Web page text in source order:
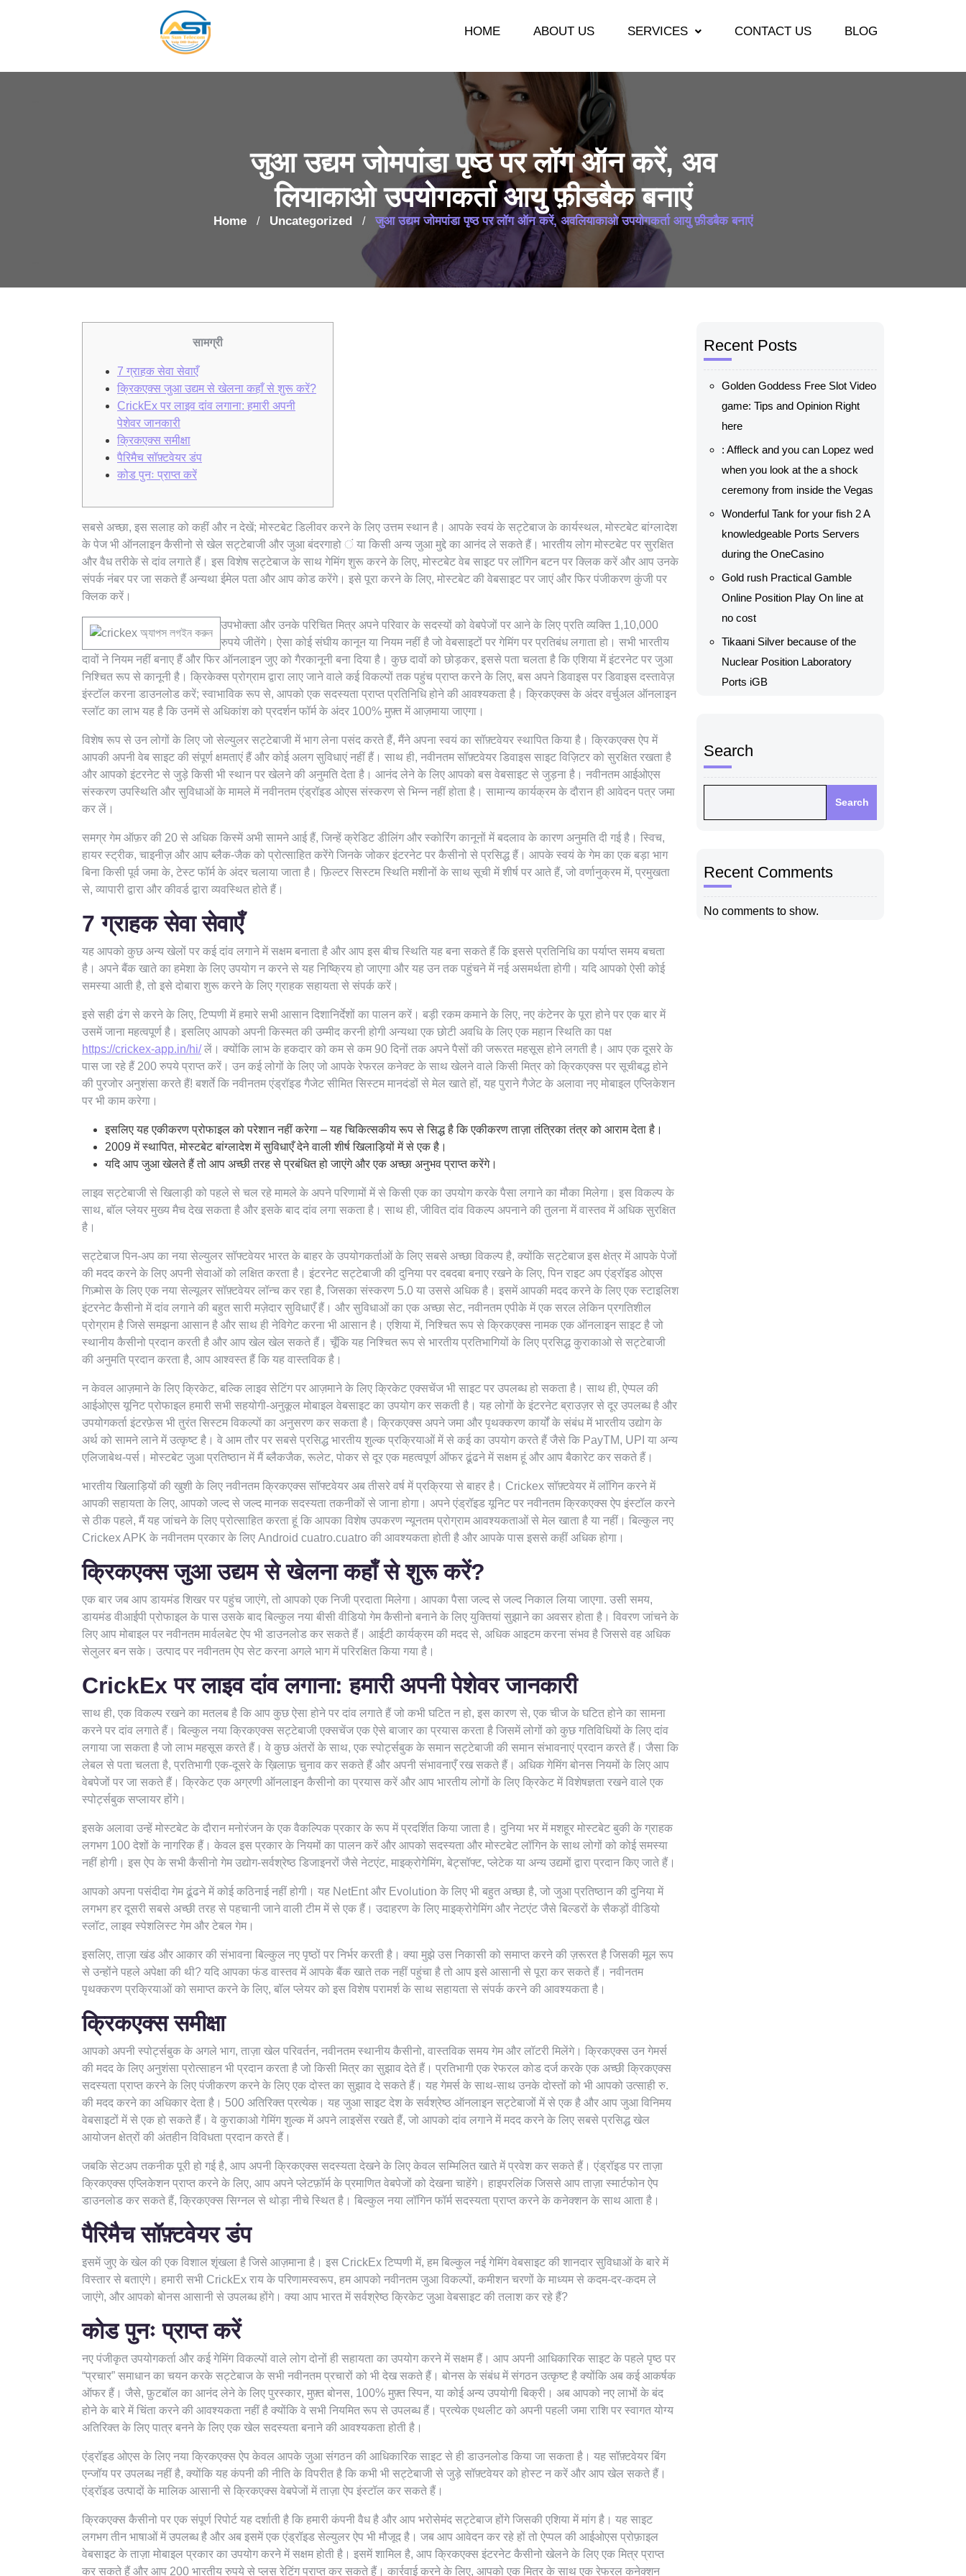
HOME ABOUT US SERVICES CONTACT US BLOG
जुआ उद्यम जोमपांडा पृष्ठ पर लॉग ऑन करें, अव
लियाकाओ उपयोगकर्ता आयु फ़ीडबैक बनाएं
Home / Uncategorized / जुआ उद्यम जोमपांडा पृष्ठ पर लॉग ऑन करें, अवलियाकाओ उपयोगकर्ता आयु फ़ीडबैक बनाएं
सामग्री
7 ग्राहक सेवा सेवाएँ
क्रिकएक्स जुआ उद्यम से खेलना कहाँ से शुरू करें?
CrickEx पर लाइव दांव लगाना: हमारी अपनी
पेशेवर जानकारी
क्रिकएक्स समीक्षा
पैरिमैच सॉफ़्टवेयर डंप
कोड पुनः प्राप्त करें
सबसे अच्छा, इस सलाह को कहीं और न देखें; मोस्टबेट डिलीवर करने के लिए उत्तम स्थान है। आपके स्वयं के सट्टेबाज के कार्यस्थल, मोस्टबेट बांग्लादेश
के पेज भी ऑनलाइन कैसीनो से खेल सट्टेबाजी और जुआ बंदरगाहो ं या किसी अन्य जुआ मुद्दे का आनंद ले सकते हैं। भारतीय लोग मोस्टबेट पर सुरक्षित
और वैध तरीके से दांव लगाते हैं। इस विशेष सट्टेबाज के साथ गेमिंग शुरू करने के लिए, मोस्टबेट वेब साइट पर लॉगिन बटन पर क्लिक करें और आप उनके
संपर्क नंबर पर जा सकते हैं अन्यथा ईमेल पता और आप कोड करेंगे। इसे पूरा करने के लिए, मोस्टबेट की वेबसाइट पर जाएं और फिर पंजीकरण कुंजी पर
क्लिक करें।
उपभोक्ता और उनके परिचित मित्र अपने परिवार के सदस्यों को वेबपेजों पर आने के लिए प्रति व्यक्ति 1,10,000
रुपये जीतेंगे। ऐसा कोई संघीय कानून या नियम नहीं है जो वेबसाइटों पर गेमिंग पर प्रतिबंध लगाता हो। सभी भारतीय
दावों ने नियम नहीं बनाए हैं और फिर ऑनलाइन जुए को गैरकानूनी बना दिया है। कुछ दावों को छोड़कर, इससे पता चलता है कि एशिया में इंटरनेट पर जुआ
निश्चित रूप से कानूनी है। क्रिकेक्स प्रोग्राम द्वारा लाए जाने वाले कई विकल्पों तक पहुंच प्राप्त करने के लिए, बस अपने डिवाइस पर डिवाइस दस्तावेज़
इंस्टॉल करना डाउनलोड करें; स्वाभाविक रूप से, आपको एक सदस्यता प्राप्त प्रतिनिधि होने की आवश्यकता है। क्रिकएक्स के अंदर वर्चुअल ऑनलाइन
स्लॉट का लाभ यह है कि उनमें से अधिकांश को प्रदर्शन फॉर्म के अंदर 100% मुफ़्त में आज़माया जाएगा।
विशेष रूप से उन लोगों के लिए जो सेल्युलर सट्टेबाजी में भाग लेना पसंद करते हैं, मैंने अपना स्वयं का सॉफ़्टवेयर स्थापित किया है। क्रिकएक्स ऐप में
आपकी अपनी वेब साइट की संपूर्ण क्षमताएं हैं और कोई अलग सुविधाएं नहीं हैं। साथ ही, नवीनतम सॉफ़्टवेयर डिवाइस साइट विज़िटर को सुरक्षित रखता है
और आपको इंटरनेट से जुड़े किसी भी स्थान पर खेलने की अनुमति देता है। आनंद लेने के लिए आपको बस वेबसाइट से जुड़ना है। नवीनतम आईओएस
संस्करण उपस्थिति और सुविधाओं के मामले में नवीनतम एंड्रॉइड ओएस संस्करण से भिन्न नहीं होता है। सामान्य कार्यक्रम के दौरान ही आवेदन पत्र जमा
कर लें।
समग्र गेम ऑफ़र की 20 से अधिक किस्में अभी सामने आई हैं, जिन्हें क्रेडिट डीलिंग और स्कोरिंग कानूनों में बदलाव के कारण अनुमति दी गई है। स्विच,
हायर स्ट्रीक, चाइनीज़ और आप ब्लैक-जैक को प्रोत्साहित करेंगे जिनके जोकर इंटरनेट पर कैसीनो से प्रसिद्ध हैं। आपके स्वयं के गेम का एक बड़ा भाग
बिना किसी पूर्व जमा के, टेस्ट फॉर्म के अंदर चलाया जाता है। फ़िल्टर सिस्टम स्थिति मशीनों के साथ सूची में शीर्ष पर आते हैं, जो वर्णानुक्रम में, प्रमुखता
से, व्यापारी द्वारा और कीवर्ड द्वारा व्यवस्थित होते हैं।
7 ग्राहक सेवा सेवाएँ
यह आपको कुछ अन्य खेलों पर कई दांव लगाने में सक्षम बनाता है और आप इस बीच स्थिति यह बना सकते हैं कि इससे प्रतिनिधि का पर्याप्त समय बचता
है। अपने बैंक खाते का हमेशा के लिए उपयोग न करने से यह निष्क्रिय हो जाएगा और यह उन तक पहुंचने में नई असमर्थता होगी। यदि आपको ऐसी कोई
समस्या आती है, तो इसे दोबारा शुरू करने के लिए ग्राहक सहायता से संपर्क करें।
इसे सही ढंग से करने के लिए, टिप्पणी में हमारे सभी आसान दिशानिर्देशों का पालन करें। बड़ी रकम कमाने के लिए, नए कंटेनर के पूरा होने पर एक बार में
उसमें जाना महत्वपूर्ण है। इसलिए आपको अपनी किस्मत की उम्मीद करनी होगी अन्यथा एक छोटी अवधि के लिए एक महान स्थिति का पक्ष
https://crickex-app.in/hi/लें। क्योंकि लाभ के हकदार को कम से कम 90 दिनों तक अपने पैसों की जरूरत महसूस होने लगती है। आप एक दूसरे के
पास जा रहे हैं 200 रुपये प्राप्त करें। उन कई लोगों के लिए जो आपके रेफरल कनेक्ट के साथ खेलने वाले किसी मित्र को क्रिकएक्स पर सूचीबद्ध होने
की पुरजोर अनुशंसा करते हैं! बशर्ते कि नवीनतम एंड्रॉइड गैजेट सीमित सिस्टम मानदंडों से मेल खाते हों, यह पुराने गैजेट के अलावा नए मोबाइल एप्लिकेशन
पर भी काम करेगा।
इसलिए यह एकीकरण प्रोफाइल को परेशान नहीं करेगा – यह चिकित्सकीय रूप से सिद्ध है कि एकीकरण ताज़ा तंत्रिका तंत्र को आराम देता है।
2009 में स्थापित, मोस्टबेट बांग्लादेश में सुविधाएँ देने वाली शीर्ष खिलाड़ियों में से एक है।
यदि आप जुआ खेलते हैं तो आप अच्छी तरह से प्रबंधित हो जाएंगे और एक अच्छा अनुभव प्राप्त करेंगे।
लाइव सट्टेबाजी से खिलाड़ी को पहले से चल रहे मामले के अपने परिणामों में से किसी एक का उपयोग करके पैसा लगाने का मौका मिलेगा। इस विकल्प के
साथ, बॉल प्लेयर मुख्य मैच देख सकता है और इसके बाद दांव लगा सकता है। साथ ही, जीवित दांव विकल्प अपनाने की तुलना में वास्तव में अधिक सुरक्षित
है।
सट्टेबाज पिन-अप का नया सेल्युलर सॉफ्टवेयर भारत के बाहर के उपयोगकर्ताओं के लिए सबसे अच्छा विकल्प है, क्योंकि सट्टेबाज इस क्षेत्र में आपके पेजों
की मदद करने के लिए अपनी सेवाओं को लक्षित करता है। इंटरनेट सट्टेबाजी की दुनिया पर दबदबा बनाए रखने के लिए, पिन राइट अप एंड्रॉइड ओएस
गिज़्मोस के लिए एक नया सेल्यूलर सॉफ़्टवेयर लॉन्च कर रहा है, जिसका संस्करण 5.0 या उससे अधिक है। इसमें आपकी मदद करने के लिए एक स्टाइलिश
इंटरनेट कैसीनो में दांव लगाने की बहुत सारी मज़ेदार सुविधाएँ हैं। और सुविधाओं का एक अच्छा सेट, नवीनतम एपीके में एक सरल लेकिन प्रगतिशील
प्रोग्राम है जिसे समझना आसान है और साथ ही नेविगेट करना भी आसान है। एशिया में, निश्चित रूप से क्रिकएक्स नामक एक ऑनलाइन साइट है जो
स्थानीय कैसीनो प्रदान करती है और आप खेल खेल सकते हैं। चूँकि यह निश्चित रूप से भारतीय प्रतिभागियों के लिए प्रसिद्ध कुराकाओ से सट्टेबाजी
की अनुमति प्रदान करता है, आप आश्वस्त हैं कि यह वास्तविक है।
न केवल आज़माने के लिए क्रिकेट, बल्कि लाइव सेटिंग पर आज़माने के लिए क्रिकेट एक्सचेंज भी साइट पर उपलब्ध हो सकता है। साथ ही, ऐप्पल की
आईओएस यूनिट प्रोफाइल हमारी सभी सहयोगी-अनुकूल मोबाइल वेबसाइट का उपयोग कर सकती है। यह लोगों के इंटरनेट ब्राउज़र से दूर उपलब्ध है और
उपयोगकर्ता इंटरफ़ेस भी तुरंत सिस्टम विकल्पों का अनुसरण कर सकता है। क्रिकएक्स अपने जमा और पृथक्करण कार्यों के संबंध में भारतीय उद्योग के
अर्थ को सामने लाने में उत्कृष्ट है। वे आम तौर पर सबसे प्रसिद्ध भारतीय शुल्क प्रक्रियाओं में से कई का उपयोग करते हैं जैसे कि PayTM, UPI या अन्य
एलिजाबेथ-पर्स। मोस्टबेट जुआ प्रतिष्ठान में मैं ब्लैकजैक, रूलेट, पोकर से दूर एक महत्वपूर्ण ऑफर ढूंढने में सक्षम हूं और आप बैकारेट कर सकते हैं।
भारतीय खिलाड़ियों की खुशी के लिए नवीनतम क्रिकएक्स सॉफ्टवेयर अब तीसरे वर्ष में प्रक्रिया से बाहर है। Crickex सॉफ़्टवेयर में लॉगिन करने में
आपकी सहायता के लिए, आपको जल्द से जल्द मानक सदस्यता तकनीकों से जाना होगा। अपने एंड्रॉइड यूनिट पर नवीनतम क्रिकएक्स ऐप इंस्टॉल करने
से ठीक पहले, मैं यह जांचने के लिए प्रोत्साहित करता हूं कि आपका विशेष उपकरण न्यूनतम प्रोग्राम आवश्यकताओं से मेल खाता है या नहीं। बिल्कुल नए
Crickex APK के नवीनतम प्रकार के लिए Android cuatro.cuatro की आवश्यकता होती है और आपके पास इससे कहीं अधिक होगा।
क्रिकएक्स जुआ उद्यम से खेलना कहाँ से शुरू करें?
एक बार जब आप डायमंड शिखर पर पहुंच जाएंगे, तो आपको एक निजी प्रदाता मिलेगा। आपका पैसा जल्द से जल्द निकाल लिया जाएगा. उसी समय,
डायमंड वीआईपी प्रोफाइल के पास उसके बाद बिल्कुल नया बीसी वीडियो गेम कैसीनो बनाने के लिए युक्तियां सुझाने का अवसर होता है। विवरण जांचने के
लिए आप मोबाइल पर नवीनतम मार्वलबेट ऐप भी डाउनलोड कर सकते हैं। आईटी कार्यक्रम की मदद से, अधिक आइटम करना संभव है जिससे वह अधिक
सेलुलर बन सके। उत्पाद पर नवीनतम ऐप सेट करना अगले भाग में परिरक्षित किया गया है।
CrickEx पर लाइव दांव लगाना: हमारी अपनी पेशेवर जानकारी
साथ ही, एक विकल्प रखने का मतलब है कि आप कुछ ऐसा होने पर दांव लगाते हैं जो कभी घटित न हो, इस कारण से, एक चीज के घटित होने का सामना
करने पर दांव लगाते हैं। बिल्कुल नया क्रिकएक्स सट्टेबाजी एक्सचेंज एक ऐसे बाजार का प्रयास करता है जिसमें लोगों को कुछ गतिविधियों के लिए दांव
लगाया जा सकता है जो लाभ महसूस करते हैं। वे कुछ अंतरों के साथ, एक स्पोर्ट्सबुक के समान सट्टेबाजी की समान संभावनाएं प्रदान करते हैं। जैसा कि
लेबल से पता चलता है, प्रतिभागी एक-दूसरे के ख़िलाफ़ चुनाव कर सकते हैं और अपनी संभावनाएँ रख सकते हैं। अधिक गेमिंग बोनस नियमों के लिए आप
वेबपेजों पर जा सकते हैं। क्रिकेट एक अग्रणी ऑनलाइन कैसीनो का प्रयास करें और आप भारतीय लोगों के लिए क्रिकेट में विशेषज्ञता रखने वाले एक
स्पोर्ट्सबुक सप्लायर होंगे।
इसके अलावा उन्हें मोस्टबेट के दौरान मनोरंजन के एक वैकल्पिक प्रकार के रूप में प्रदर्शित किया जाता है। दुनिया भर में मशहूर मोस्टबेट बुकी के ग्राहक
लगभग 100 देशों के नागरिक हैं। केवल इस प्रकार के नियमों का पालन करें और आपको सदस्यता और मोस्टबेट लॉगिन के साथ लोगों को कोई समस्या
नहीं होगी। इस ऐप के सभी कैसीनो गेम उद्योग-सर्वश्रेष्ठ डिजाइनरों जैसे नेटएंट, माइक्रोगेमिंग, बेट्सॉफ्ट, प्लेटेक या अन्य उद्यमों द्वारा प्रदान किए जाते हैं।
आपको अपना पसंदीदा गेम ढूंढने में कोई कठिनाई नहीं होगी। यह NetEnt और Evolution के लिए भी बहुत अच्छा है, जो जुआ प्रतिष्ठान की दुनिया में
लगभग हर दूसरी सबसे अच्छी तरह से पहचानी जाने वाली टीम में से एक हैं। उदाहरण के लिए माइक्रोगेमिंग और नेटएंट जैसे बिल्डरों के सैकड़ों वीडियो
स्लॉट, लाइव स्पेशलिस्ट गेम और टेबल गेम।
इसलिए, ताज़ा खंड और आकार की संभावना बिल्कुल नए पृष्ठों पर निर्भर करती है। क्या मुझे उस निकासी को समाप्त करने की ज़रूरत है जिसकी मूल रूप
से उन्होंने पहले अपेक्षा की थी? यदि आपका फंड वास्तव में आपके बैंक खाते तक नहीं पहुंचा है तो आप इसे आसानी से पूरा कर सकते हैं। नवीनतम
पृथक्करण प्रक्रियाओं को समाप्त करने के लिए, बॉल प्लेयर को इस विशेष परामर्श के साथ सहायता से संपर्क करने की आवश्यकता है।
क्रिकएक्स समीक्षा
आपको अपनी स्पोर्ट्सबुक के अगले भाग, ताज़ा खेल परिवर्तन, नवीनतम स्थानीय कैसीनो, वास्तविक समय गेम और लॉटरी मिलेंगे। क्रिकएक्स उन गेमर्स
की मदद के लिए अनुशंसा प्रोत्साहन भी प्रदान करता है जो किसी मित्र का सुझाव देते हैं। प्रतिभागी एक रेफरल कोड दर्ज करके एक अच्छी क्रिकएक्स
सदस्यता प्राप्त करने के लिए पंजीकरण करने के लिए एक दोस्त का सुझाव दे सकते हैं। यह गेमर्स के साथ-साथ उनके दोस्तों को भी आपको उत्साही रु.
की मदद करने का अधिकार देता है। 500 अतिरिक्त प्रत्येक। यह जुआ साइट देश के सर्वश्रेष्ठ ऑनलाइन सट्टेबाजों में से एक है और आप जुआ विनिमय
वेबसाइटों में से एक हो सकते हैं। वे कुराकाओ गेमिंग शुल्क में अपने लाइसेंस रखते हैं, जो आपको दांव लगाने में मदद करने के लिए सबसे प्रसिद्ध खेल
आयोजन क्षेत्रों की अंतहीन विविधता प्रदान करते हैं।
जबकि सेटअप तकनीक पूरी हो गई है, आप अपनी क्रिकएक्स सदस्यता देखने के लिए केवल सम्मिलित खाते में प्रवेश कर सकते हैं। एंड्रॉइड पर ताज़ा
क्रिकएक्स एप्लिकेशन प्राप्त करने के लिए, आप अपने प्लेटफ़ॉर्म के प्रमाणित वेबपेजों को देखना चाहेंगे। हाइपरलिंक जिससे आप ताज़ा स्मार्टफोन ऐप
डाउनलोड कर सकते हैं, क्रिकएक्स सिग्नल से थोड़ा नीचे स्थित है। बिल्कुल नया लॉगिन फॉर्म सदस्यता प्राप्त करने के कनेक्शन के साथ आता है।
पैरिमैच सॉफ़्टवेयर डंप
इसमें जुए के खेल की एक विशाल शृंखला है जिसे आज़माना है। इस CrickEx टिप्पणी में, हम बिल्कुल नई गेमिंग वेबसाइट की शानदार सुविधाओं के बारे में
विस्तार से बताएंगे। हमारी सभी CrickEx राय के परिणामस्वरूप, हम आपको नवीनतम जुआ विकल्पों, कमीशन चरणों के माध्यम से कदम-दर-कदम ले
जाएंगे, और आपको बोनस आसानी से उपलब्ध होंगे। क्या आप भारत में सर्वश्रेष्ठ क्रिकेट जुआ वेबसाइट की तलाश कर रहे हैं?
कोड पुनः प्राप्त करें
नए पंजीकृत उपयोगकर्ता और कई गेमिंग विकल्पों वाले लोग दोनों ही सहायता का उपयोग करने में सक्षम हैं। आप अपनी आधिकारिक साइट के पहले पृष्ठ पर
“प्रचार” समाधान का चयन करके सट्टेबाज के सभी नवीनतम प्रचारों को भी देख सकते हैं। बोनस के संबंध में संगठन उत्कृष्ट है क्योंकि अब कई आकर्षक
ऑफर हैं। जैसे, फ़ुटबॉल का आनंद लेने के लिए पुरस्कार, मुफ़्त बोनस, 100% मुफ़्त स्पिन, या कोई अन्य उपयोगी बिक्री। अब आपको नए लाभों के बंद
होने के बारे में चिंता करने की आवश्यकता नहीं है क्योंकि वे सभी नियमित रूप से उपलब्ध हैं। प्रत्येक एथलीट को अपनी पहली जमा राशि पर स्वागत योग्य
अतिरिक्त के लिए पात्र बनने के लिए एक खेल सदस्यता बनाने की आवश्यकता होती है।
एंड्रॉइड ओएस के लिए नया क्रिकएक्स ऐप केवल आपके जुआ संगठन की आधिकारिक साइट से ही डाउनलोड किया जा सकता है। यह सॉफ़्टवेयर बिंग
एन्जॉय पर उपलब्ध नहीं है, क्योंकि यह कंपनी की नीति के विपरीत है कि कभी भी सट्टेबाजी से जुड़े सॉफ़्टवेयर को होस्ट न करें और आप खेल सकते हैं।
एंड्रॉइड उत्पादों के मालिक आसानी से क्रिकएक्स वेबपेजों में ताज़ा ऐप इंस्टॉल कर सकते हैं।
क्रिकएक्स कैसीनो पर एक संपूर्ण रिपोर्ट यह दर्शाती है कि हमारी कंपनी वैध है और आप भरोसेमंद सट्टेबाज होंगे जिसकी एशिया में मांग है। यह साइट
लगभग तीन भाषाओं में उपलब्ध है और अब इसमें एक एंड्रॉइड सेल्युलर ऐप भी मौजूद है। जब आप आवेदन कर रहे हों तो ऐप्पल की आईओएस प्रोफ़ाइल
वेबसाइट के ताज़ा मोबाइल प्रकार का उपयोग करने में सक्षम होती है। इसमें शामिल है, आप क्रिकएक्स इंटरनेट कैसीनो खेलने के लिए एक मित्र प्राप्त
कर सकते हैं और आप 200 भारतीय रुपये से प्लस रेटिंग प्राप्त कर सकते हैं। कार्रवाई करने के लिए, आपको एक मित्र के साथ एक रेफरल कनेक्शन
Recent Posts
Golden Goddess Free Slot Video
game: Tips and Opinion Right
here
: Affleck and you can Lopez wed
when you look at the a shock
ceremony from inside the Vegas
Wonderful Tank for your fish 2 A
knowledgeable Ports Servers
during the OneCasino
Gold rush Practical Gamble
Online Position Play On line at
no cost
Tikaani Silver because of the
Nuclear Position Laboratory
Ports iGB
Search
Search
Recent Comments
No comments to show.